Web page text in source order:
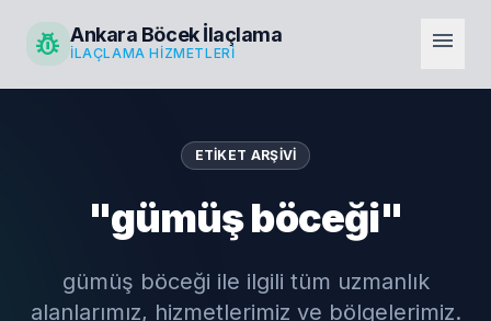
pest_control Ankara Böcek İlaçlama
İLAÇLAMA HIZMETLERI menu
ETIKET ARŞIVI
"gümüş böceği"
gümüş böceği ile ilgili tüm uzmanlık
alanlarımız, hizmetlerimiz ve bölgelerimiz.